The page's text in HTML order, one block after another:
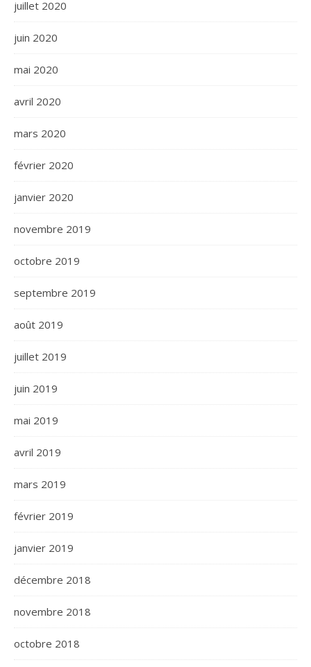
juillet 2020
juin 2020
mai 2020
avril 2020
mars 2020
février 2020
janvier 2020
novembre 2019
octobre 2019
septembre 2019
août 2019
juillet 2019
juin 2019
mai 2019
avril 2019
mars 2019
février 2019
janvier 2019
décembre 2018
novembre 2018
octobre 2018